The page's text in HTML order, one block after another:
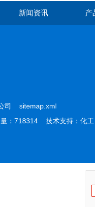
新闻资讯 产
司 sitemap.xml
：718314 技术支持： 化工